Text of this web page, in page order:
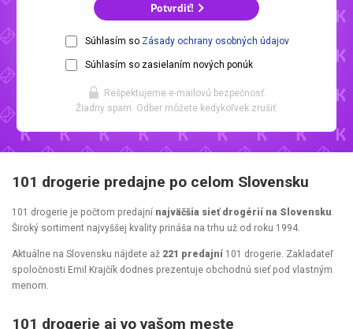
Potvrdiť!
Súhlasím so Zásady ochrany osobných údajov
Súhlasím so zasielaním nových ponúk
Rešpektujeme e-mailovú bezpečnosť.
Žiadny spam. Odber môžete kedykoľvek zrušiť.
101 drogerie predajne po celom Slovensku
101 drogerie je počtom predajní najväčšia sieť drogérií na Slovensku.
Široký sortiment najvyššej kvality prináša na trhu už od roku 1994.
Aktuálne na Slovensku nájdete až 221 predajní 101 drogerie. Zakladateľ
spoločnosti Emil Krajčík dodnes prezentuje obchodnú sieť pod vlastným
menom.
101 drogerie aj vo vašom meste